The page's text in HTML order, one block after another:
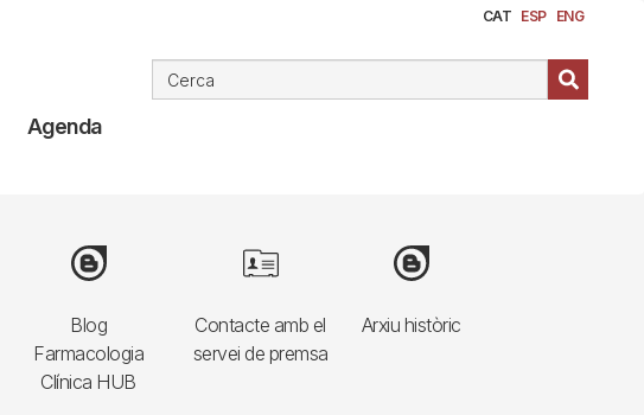
CAT ESP ENG
Agenda
Blog
Farmacologia
Clínica HUB
Image
Contacte amb el
servei de premsa
Image
Arxiu històric
Image